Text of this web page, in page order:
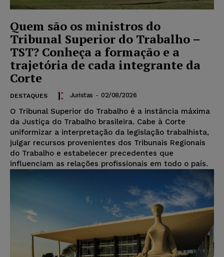
Quem são os ministros do
Tribunal Superior do Trabalho –
TST? Conheça a formação e a
trajetória de cada integrante da
Corte
DESTAQUES Juristas - 02/08/2026
O Tribunal Superior do Trabalho é a instância máxima
da Justiça do Trabalho brasileira. Cabe à Corte
uniformizar a interpretação da legislação trabalhista,
julgar recursos provenientes dos Tribunais Regionais
do Trabalho e estabelecer precedentes que
influenciam as relações profissionais em todo o país.